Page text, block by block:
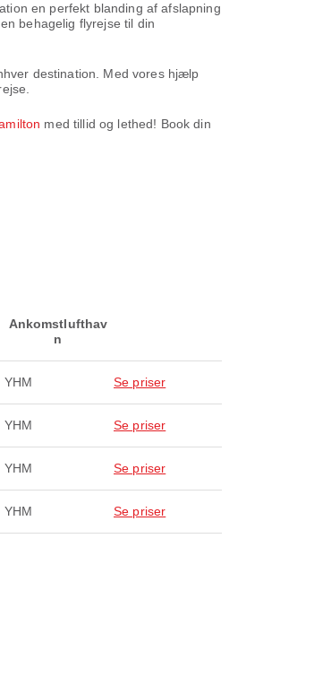
en perfekt blanding af afslapning
behagelig flyrejse til din
destination. Med vores hjælp
med tillid og lethed! Book din
Ankomstlufthav
n
YHM Se priser
YHM Se priser
YHM Se priser
YHM Se priser